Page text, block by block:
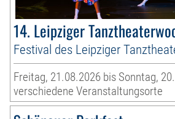
14. Leipziger
Festival des Leipziger
Freitag, 21.08.2026 bis Sonntag,
verschiedene Veranstaltungsorte